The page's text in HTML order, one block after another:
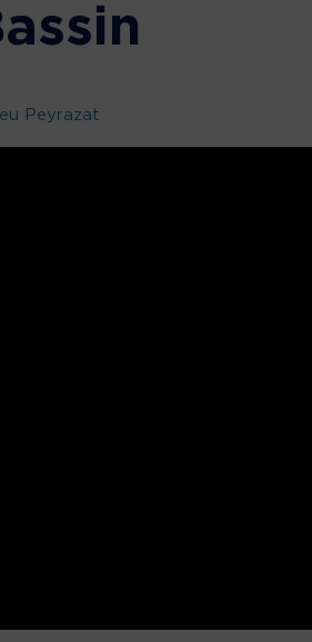
Peyrazat